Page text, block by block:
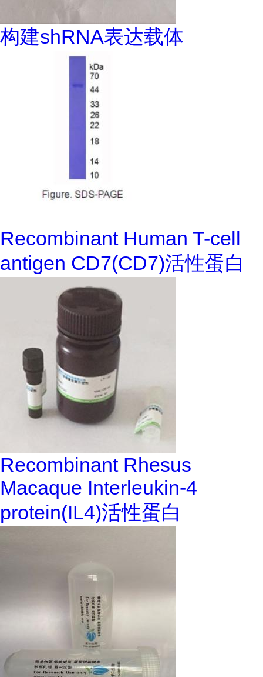
构建shRNA表达载体
Recombinant Human T-cell
antigen CD7(CD7)活性蛋白
Recombinant Rhesus
Macaque Interleukin-4
protein(IL4)活性蛋白